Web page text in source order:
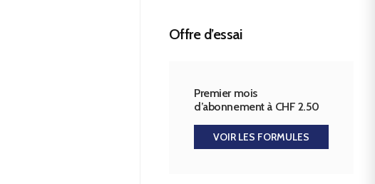
Offre d’essai
Premier mois
d’abonnement à CHF 2.50
VOIR LES FORMULES